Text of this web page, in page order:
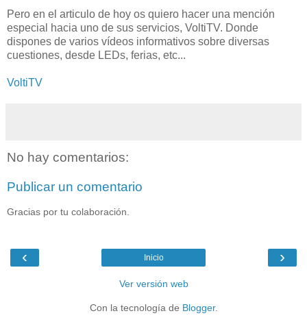
Pero en el articulo de hoy os quiero hacer una mención
especial hacia uno de sus servicios, VoltiTV. Donde
dispones de varios vídeos informativos sobre diversas
cuestiones, desde LEDs, ferias, etc...
VoltiTV
No hay comentarios:
Publicar un comentario
Gracias por tu colaboración.
‹ ›
Inicio
Ver versión web
Con la tecnología de Blogger.